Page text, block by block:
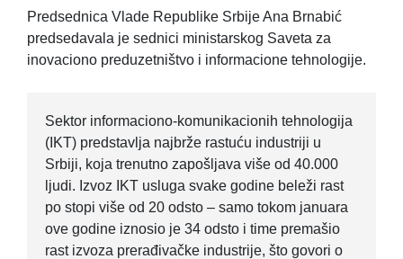
Predsednica Vlade Republike Srbije Ana Brnabić
predsedavala je sednici ministarskog Saveta za
inovaciono preduzetništvo i informacione tehnologije.
Sektor informaciono-komunikacionih tehnologija
(IKT) predstavlja najbrže rastuću industriji u
Srbiji, koja trenutno zapošljava više od 40.000
ljudi. Izvoz IKT usluga svake godine beleži rast
po stopi više od 20 odsto – samo tokom januara
ove godine iznosio je 34 odsto i time premašio
rast izvoza prerađivačke industrije, što govori o